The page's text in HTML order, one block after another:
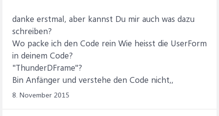
danke erstmal, aber kannst Du mir auch was dazu
schreiben?
Wo packe ich den Code rein Wie heisst die UserForm
in deinem Code?
"ThunderDFrame"?
Bin Anfänger und verstehe den Code nicht,,
8. November 2015